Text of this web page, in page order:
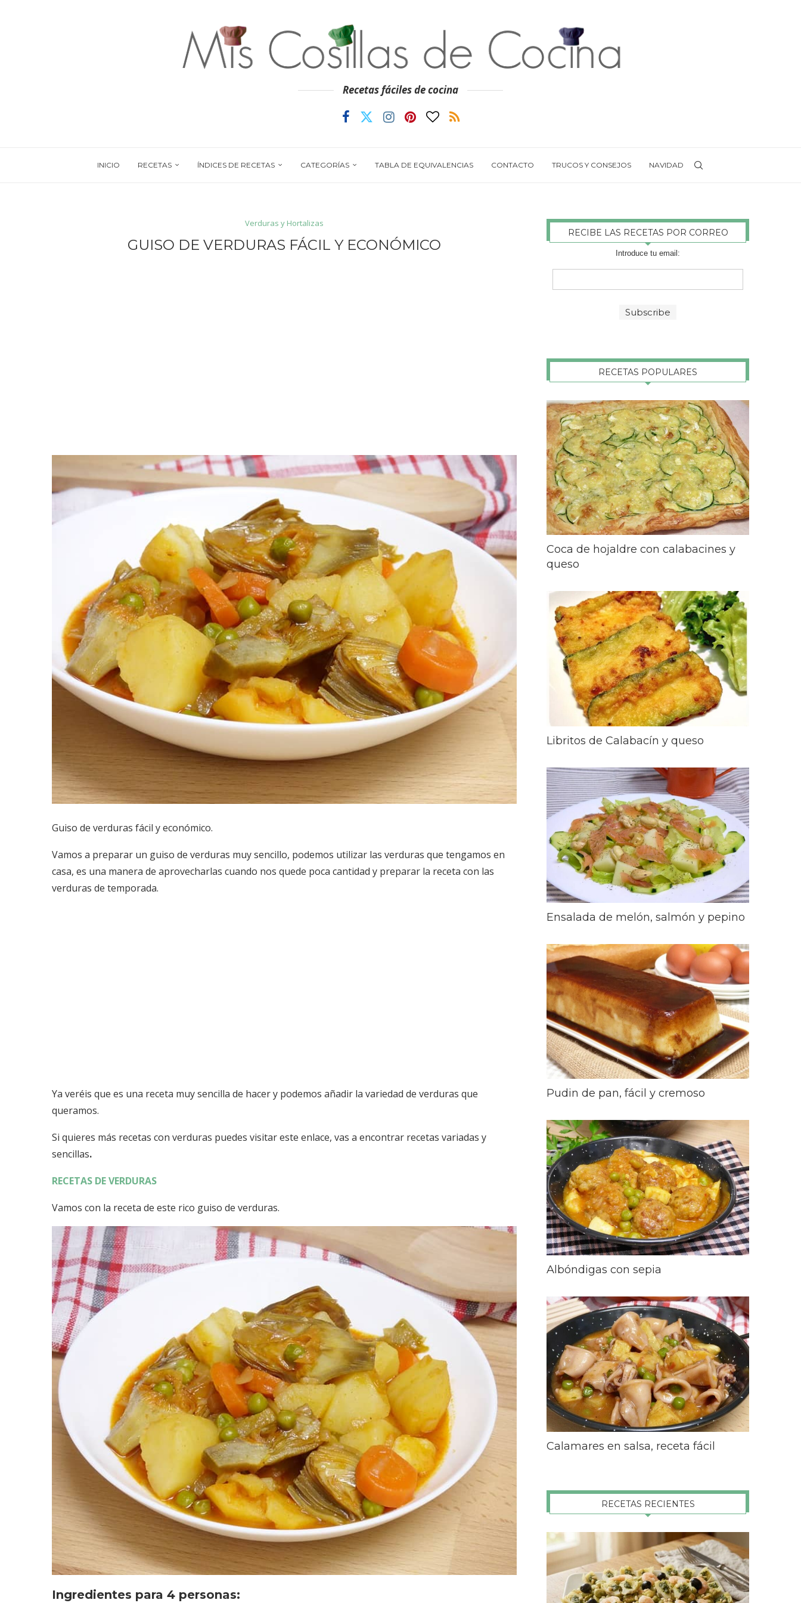
Recetas fáciles de cocina
INICIO RECETAS ÍNDICES DE RECETAS CATEGORÍAS TABLA DE EQUIVALENCIAS CONTACTO TRUCOS Y CONSEJOS NAVIDAD
Verduras y Hortalizas
GUISO DE VERDURAS FÁCIL Y ECONÓMICO
Guiso de verduras fácil y económico.
Vamos a preparar un guiso de verduras muy sencillo, podemos utilizar las verduras que tengamos en
casa, es una manera de aprovecharlas cuando nos quede poca cantidad y preparar la receta con las
verduras de temporada.
Ya veréis que es una receta muy sencilla de hacer y podemos añadir la variedad de verduras que
queramos.
Si quieres más recetas con verduras puedes visitar este enlace, vas a encontrar recetas variadas y
sencillas.
RECETAS DE VERDURAS
Vamos con la receta de este rico guiso de verduras.
Ingredientes para 4 personas:
RECIBE LAS RECETAS POR CORREO
Introduce tu email:
RECETAS POPULARES
Coca de hojaldre con calabacines y
queso
Libritos de Calabacín y queso
Ensalada de melón, salmón y pepino
Pudin de pan, fácil y cremoso
Albóndigas con sepia
Calamares en salsa, receta fácil
RECETAS RECIENTES